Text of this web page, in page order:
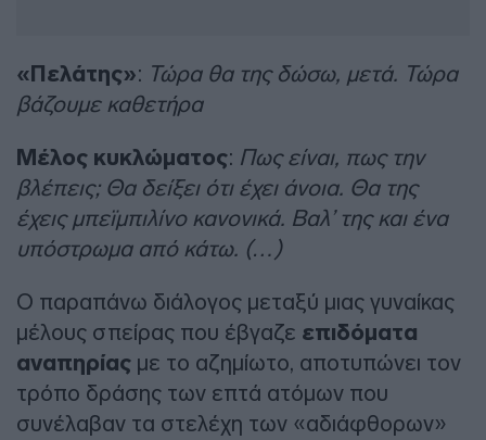
«Πελάτης»: Τώρα θα της δώσω, μετά. Τώρα
βάζουμε καθετήρα
Μέλος κυκλώματος: Πως είναι, πως την
βλέπεις; Θα δείξει ότι έχει άνοια. Θα της
έχεις μπεϊμπιλίνο κανονικά. Βαλ’ της και ένα
υπόστρωμα από κάτω. (…)
Ο παραπάνω διάλογος μεταξύ μιας γυναίκας
μέλους σπείρας που έβγαζε επιδόματα
αναπηρίας με το αζημίωτο, αποτυπώνει τον
τρόπο δράσης των επτά ατόμων που
συνέλαβαν τα στελέχη των «αδιάφθορων»